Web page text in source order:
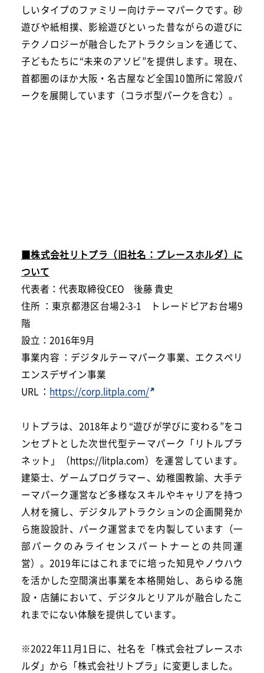
しいタイプのファミリー向けテーマパークです。砂
遊びや紙相撲、影絵遊びといった昔ながらの遊びに
テクノロジーが融合したアトラクションを通じて、
子どもたちに“未来のアソビ”を提供します。現在、
首都圏のほか大阪・名古屋など全国10箇所に常設パ
ークを展開しています（コラボ型パークを含む）。
■株式会社リトプラ（旧社名：プレースホルダ）に
ついて
代表者：代表取締役CEO 後藤 貴史
住所 ：東京都港区台場2-3-1 トレードピアお台場9
階
設立：2016年9月
事業内容 ：デジタルテーマパーク事業、エクスペリ
エンスデザイン事業
URL ： https://corp.litpla.com/
リトプラは、2018年より“遊びが学びに変わる”をコ
ンセプトとした次世代型テーマパーク「リトルプラ
ネット」（https://litpla.com）を運営しています。
建築士、ゲームプログラマー、幼稚園教諭、大手テ
ーマパーク運営など多様なスキルやキャリアを持つ
人材を擁し、デジタルアトラクションの企画開発か
ら施設設計、パーク運営までを内製しています（一
部パークのみライセンスパートナーとの共同運
営）。2019年にはこれまでに培った知見やノウハウ
を活かした空間演出事業を本格開始し、あらゆる施
設・店舗において、デジタルとリアルが融合したこ
れまでにない体験を提供しています。
※2022年11月1日に、社名を「株式会社プレースホ
ルダ」から「株式会社リトプラ」に変更しました。